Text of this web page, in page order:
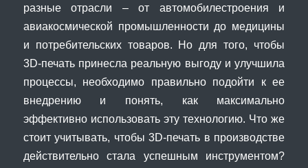
разные отрасли – от автомобилестроения и
авиакосмической промышленности до медицины
и потребительских товаров. Но для того, чтобы
3D-печать принесла реальную выгоду и улучшила
процессы, необходимо правильно подойти к ее
внедрению и понять, как максимально
эффективно использовать эту технологию. Что же
стоит учитывать, чтобы 3D-печать в производстве
действительно стала успешным инструментом?